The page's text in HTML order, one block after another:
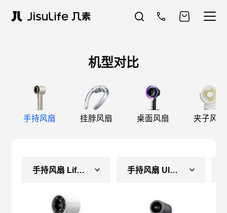
机型对比
手持风扇 挂脖风扇 桌面风扇 夹子风扇
手持风扇 Life10S 手持风扇 Ultra2 E